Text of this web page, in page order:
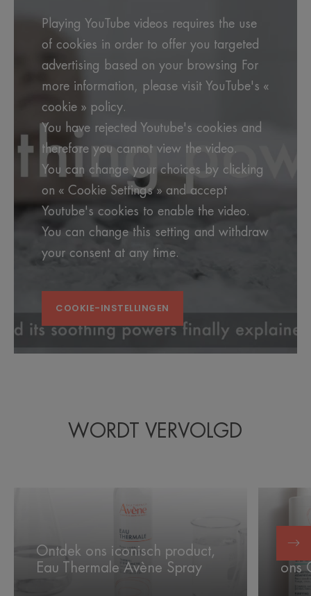
Playing YouTube videos requires the use
of cookies in order to offer you targeted
advertising based on your browsing For
more information, please visit YouTube's «
cookie » policy.
You have rejected Youtube's cookies and
therefore you cannot view the video.
You can change your choices by clicking
on « Cookie Settings » and accept
Youtube's cookies to enable the video.
You can change this setting and withdraw
your consent at any time.
COOKIE-INSTELLINGEN
WORDT VERVOLGD
product,
Thermale
Ontdek ons iconisch product,
Eau Thermale Avène Spray
huid
Ontdek
ons